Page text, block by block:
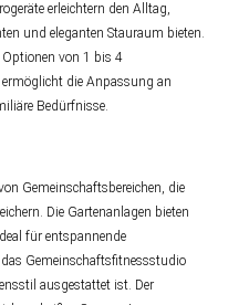
erleichtern den Alltag,
und eleganten Stauraum bieten.
von 1 bis 4
die Anpassung an
Bedürfnisse.
Gemeinschaftsbereichen, die
Die Gartenanlagen bieten
für entspannende
Gemeinschaftsfitnessstudio
ausgestattet ist. Der